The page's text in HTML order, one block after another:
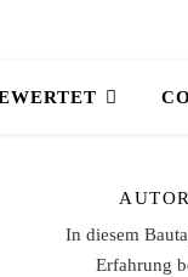
In diesem
Erfahrung